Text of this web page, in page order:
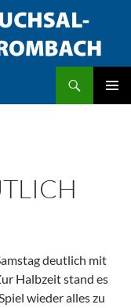
deutlich mit
Halbzeit stand es
wieder alles zu